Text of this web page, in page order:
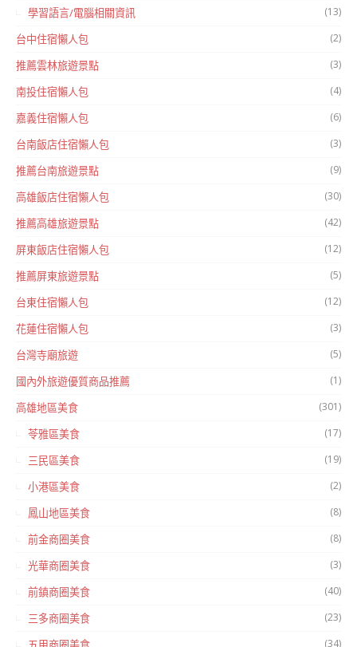
學習語言/電腦相關資訊 (13)
台中住宿懶人包 (2)
推薦雲林旅遊景點 (3)
南投住宿懶人包 (4)
嘉義住宿懶人包 (6)
台南飯店住宿懶人包 (3)
推薦台南旅遊景點 (9)
高雄飯店住宿懶人包 (30)
推薦高雄旅遊景點 (42)
屏東飯店住宿懶人包 (12)
推薦屏東旅遊景點 (5)
台東住宿懶人包 (12)
花蓮住宿懶人包 (3)
台灣寺廟旅遊 (5)
國內外旅遊優質商品推薦 (1)
高雄地區美食 (301)
苓雅區美食 (17)
三民區美食 (19)
小港區美食 (2)
鳳山地區美食 (8)
前金商圈美食 (8)
光華商圈美食 (3)
前鎮商圈美食 (40)
三多商圈美食 (23)
(34)